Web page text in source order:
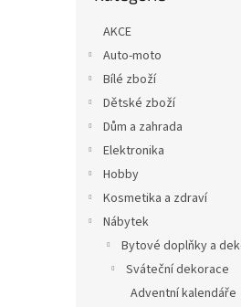
AKCE
Auto-moto
Bílé zboží
Dětské zboží
Dům a zahrada
Elektronika
Hobby
Kosmetika a zdraví
Nábytek
Bytové doplňky a
Sváteční dekorace
Adventní kalendáře